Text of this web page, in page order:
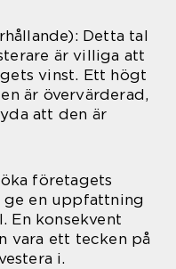
Detta tal
är villiga att
vinst. Ett högt
är övervärderad,
att den är
företagets
en uppfattning
En konsekvent
vara ett tecken på
i.